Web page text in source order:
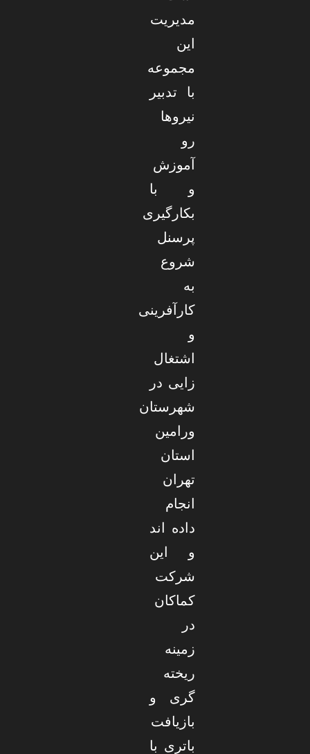
مدیریت
این
مجموعه
با تدبیر
نیروها
رو
آموزش
و با
بکارگیری
پرسنل
شروع
به
کارآفرینی
و
اشتغال
زایی در
شهرستان
ورامین
استان
تهران
انجام
داده اند
و این
شرکت
کماکان
در
زمینه
ریخته
گری و
بازیافت
باتری با